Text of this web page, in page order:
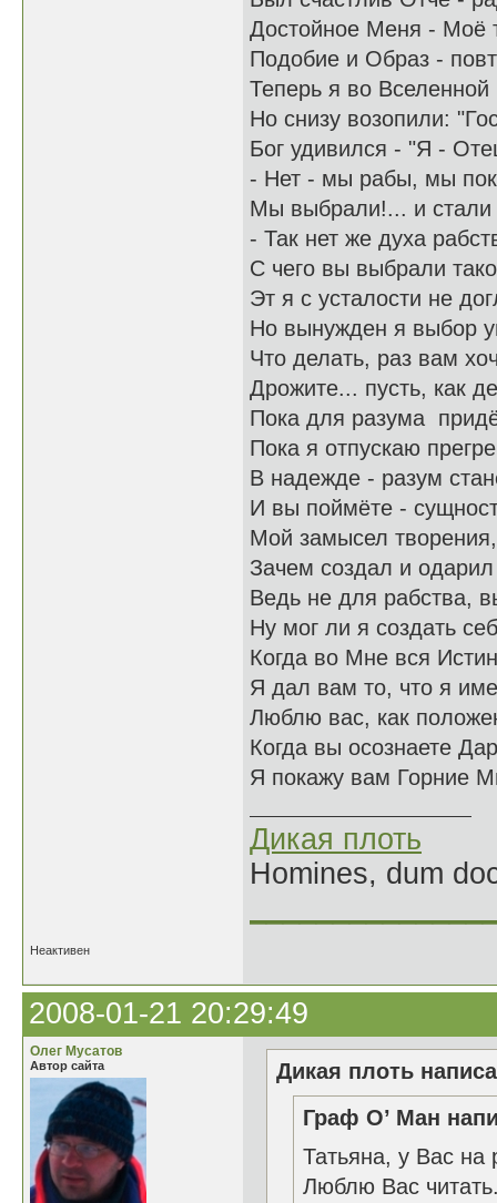
Достойное Меня - Моё
Подобие и Образ -
Теперь я во
Но снизу возопили:
Бог удивился - "Я -
- Нет - мы рабы, мы
Мы выбрали!... и стали
- Так нет же духа
С чего вы выбрали
Эт я с усталости не
Но вынужден я выбор
Что делать, раз вам
Дрожите... пусть, как
Пока для разума
Пока я отпускаю
В надежде - разум
И вы поймёте -
Мой замысел
Зачем создал и
Ведь не для рабства,
Ну мог ли я создать
Когда во Мне вся
Я дал вам то, что я
Люблю вас, как
Когда вы осознаете
Я покажу вам Горние
Дикая плоть
Homines, dum
Неактивен
2008-01-21 20:29:49
Олег Мусатов
Автор сайта
Дикая плоть
Граф О’ Ман
Татьяна, у Вас на
Люблю Вас